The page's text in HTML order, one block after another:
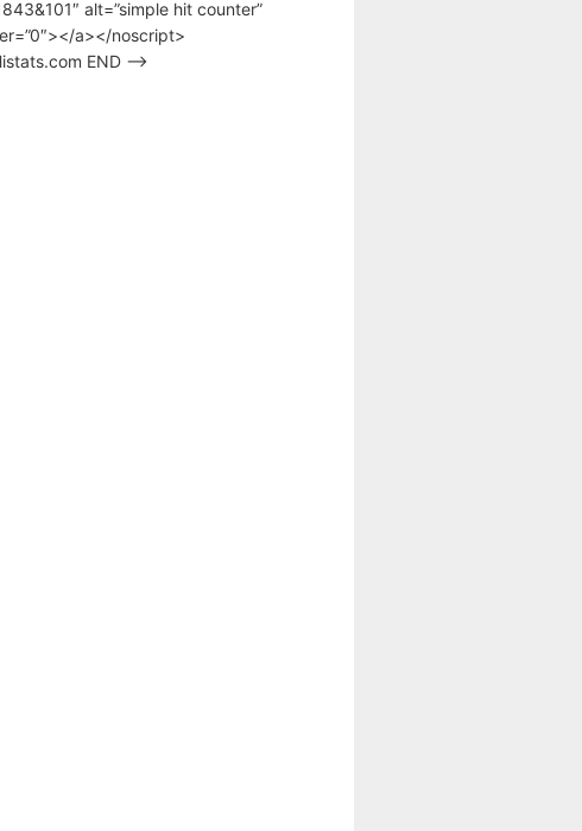
alt=”simple hit counter”
a></noscript>
END –>